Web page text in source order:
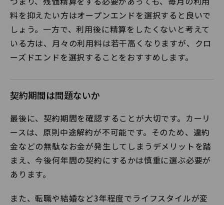
料を抑えたい方はオープンエンドを選択すると良いで
しょう。一方で、利用後に精算をしたくないと考えて
いる方は、月々の利用料は若干高くなりますが、クロ
ーズドエンドを選択することをおすすめします。
契約期間は問題ないか
最後に、契約期間を確認することが大切です。カーリ
ースは、原則中途解約が不可能です。そのため、違約
金などの無駄なお金が発生してしまうデメリットを踏
まえ、今後何年間の契約にするかは慎重に選ぶ必要が
あります。
また、転職や結婚など3年程度でライフスタイルが変